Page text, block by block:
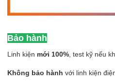
Bảo hành
Linh kiện mới 100% , test kỹ nếu
Không bảo hành với linh kiện